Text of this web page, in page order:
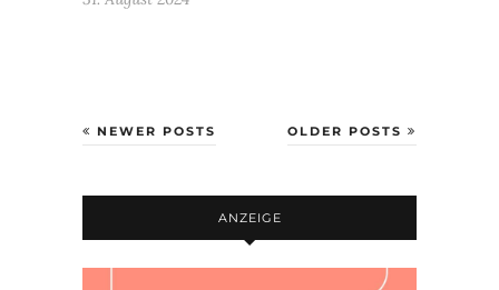
OLDER POSTS
NEWER POSTS
ANZEIGE